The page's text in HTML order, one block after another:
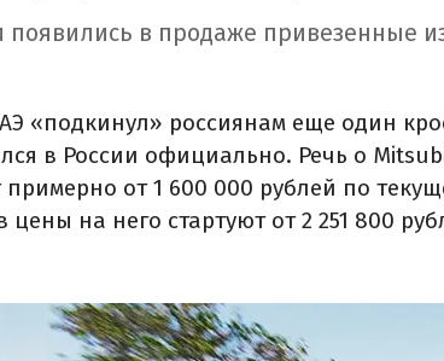
появились в продаже привезенные
«подкинул» россиянам еще один
в России официально. Речь о
примерно от 1 600 000 рублей по
цены на него стартуют от 2 251 800